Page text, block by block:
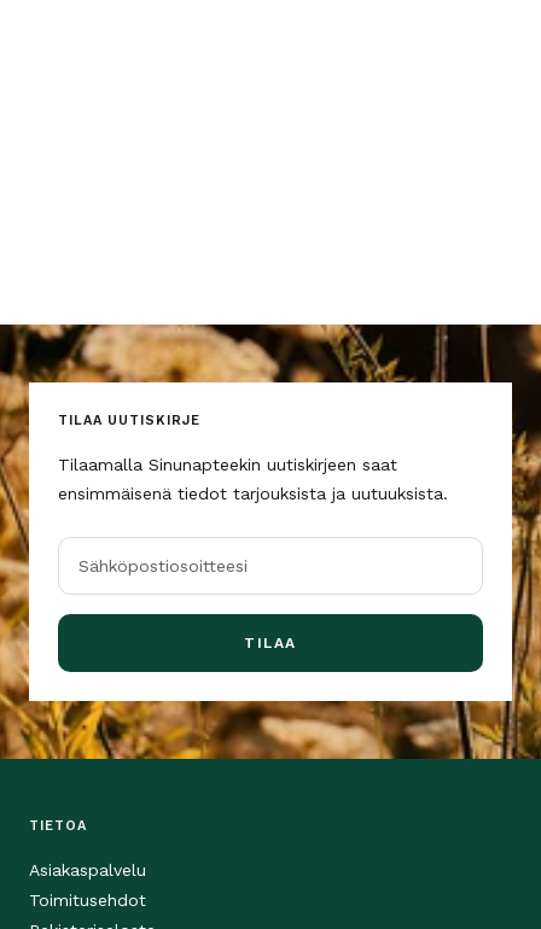
TILAA UUTISKIRJE
Tilaamalla Sinunapteekin uutiskirjeen saat
ensimmäisenä tiedot tarjouksista ja uutuuksista.
Sähköpostiosoitteesi
TILAA
TIETOA
Asiakaspalvelu
Toimitusehdot